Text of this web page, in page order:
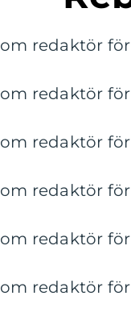
redaktör
redaktör
redaktör
redaktör
redaktör
redaktör